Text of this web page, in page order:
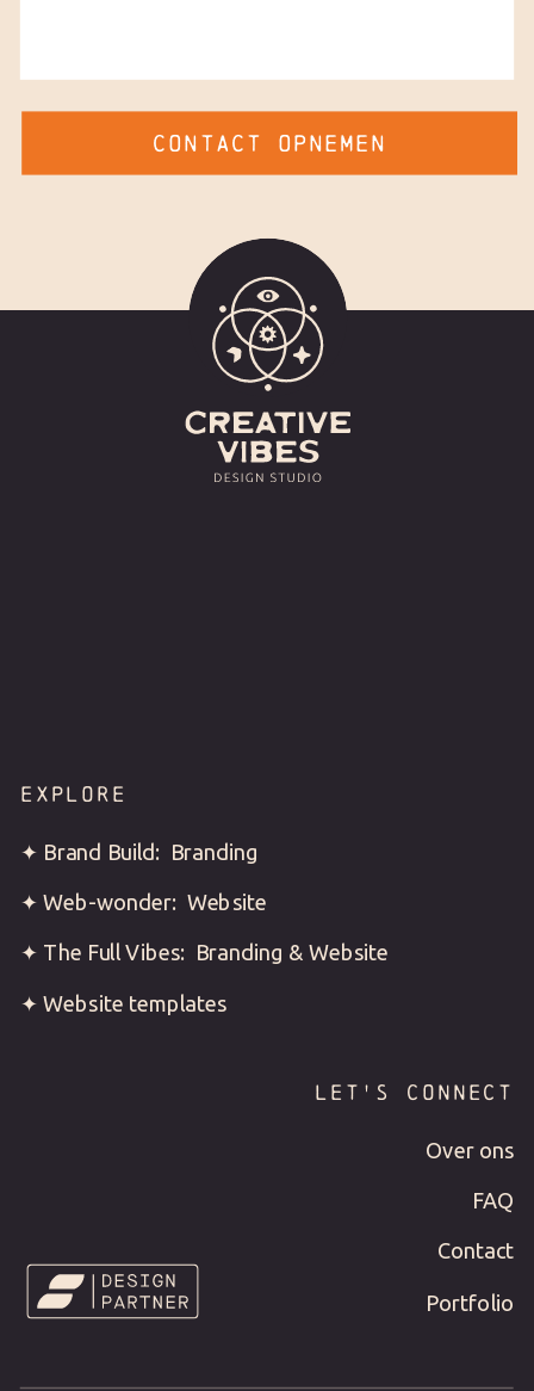
CONTACT OPNEMEN
Portfolio
Contact
FAQ
Over ons
✦ Website templates
EXPLORE
✦ The Full Vibes: Branding & Website
✦ Web-wonder: Website
✦ Brand Build: Branding
LET'S CONNECT